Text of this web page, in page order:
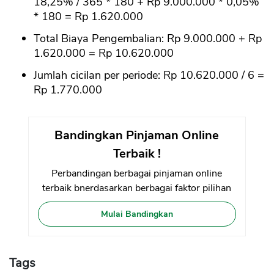
* 180 = Rp 1.620.000
Total Biaya Pengembalian: Rp 9.000.000 + Rp
1.620.000 = Rp 10.620.000
Jumlah cicilan per periode: Rp 10.620.000 / 6 =
Rp 1.770.000
Bandingkan Pinjaman Online
Terbaik !
Perbandingan berbagai pinjaman online
terbaik bnerdasarkan berbagai faktor pilihan
Mulai Bandingkan
Tags